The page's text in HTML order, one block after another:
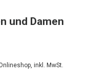
und Damen
inkl. MwSt.